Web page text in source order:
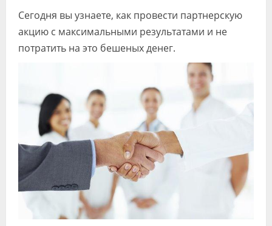
Сегодня вы узнаете, как провести партнерскую
акцию с максимальными результатами и не
потратить на это бешеных денег.